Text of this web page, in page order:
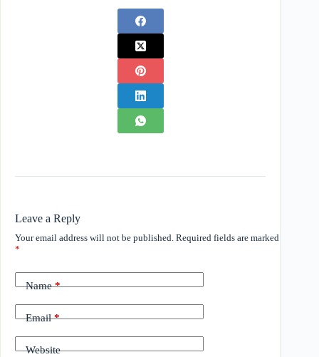
Leave a Reply
Your email address will not be published. Required fields are marked
*
Name*
Email*
Website